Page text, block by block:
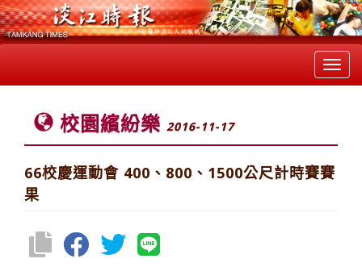
校園繽紛樂 2016-11-17
66校慶運動會 400、800、1500公尺計時賽賽
果